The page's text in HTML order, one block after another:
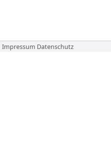
Impressum Datenschutz